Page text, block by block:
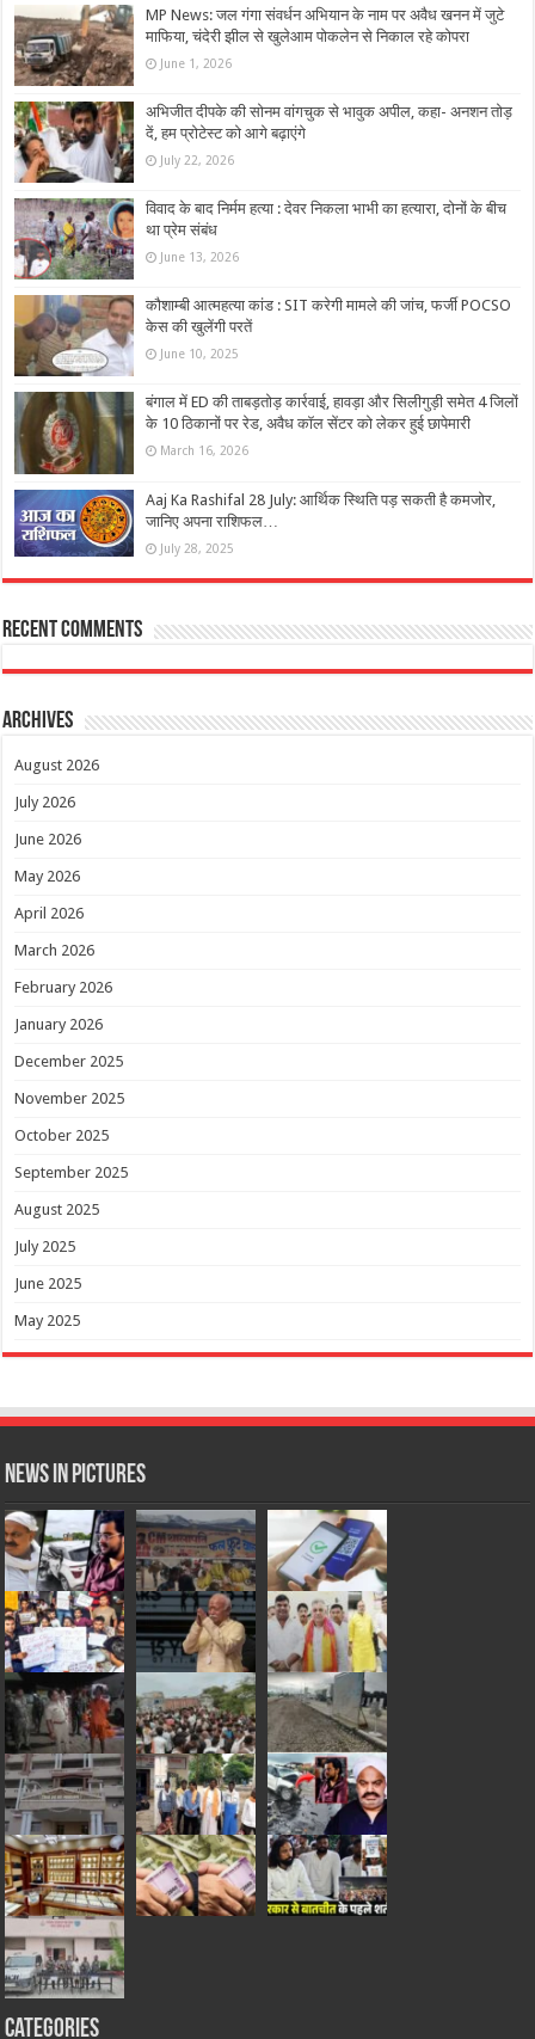
MP News: जल गंगा संवर्धन अभियान के नाम पर अवैध खनन में जुटे
माफिया, चंदेरी झील से खुलेआम पोकलेन से निकाल रहे कोपरा
June 1, 2026
अभिजीत दीपके की सोनम वांगचुक से भावुक अपील, कहा- अनशन तोड़
दें, हम प्रोटेस्ट को आगे बढ़ाएंगे
July 22, 2026
विवाद के बाद निर्मम हत्या : देवर निकला भाभी का हत्यारा, दोनों के बीच
था प्रेम संबंध
June 13, 2026
कौशाम्बी आत्महत्या कांड : SIT करेगी मामले की जांच, फर्जी POCSO
केस की खुलेंगी परतें
June 10, 2025
बंगाल में ED की ताबड़तोड़ कार्रवाई, हावड़ा और सिलीगुड़ी समेत 4 जिलों
के 10 ठिकानों पर रेड, अवैध कॉल सेंटर को लेकर हुई छापेमारी
March 16, 2026
Aaj Ka Rashifal 28 July: आर्थिक स्थिति पड़ सकती है कमजोर,
जानिए अपना राशिफल…
July 28, 2025
Recent Comments
Archives
August 2026
July 2026
June 2026
May 2026
April 2026
March 2026
February 2026
January 2026
December 2025
November 2025
October 2025
September 2025
August 2025
July 2025
June 2025
May 2025
News in Pictures
Categories